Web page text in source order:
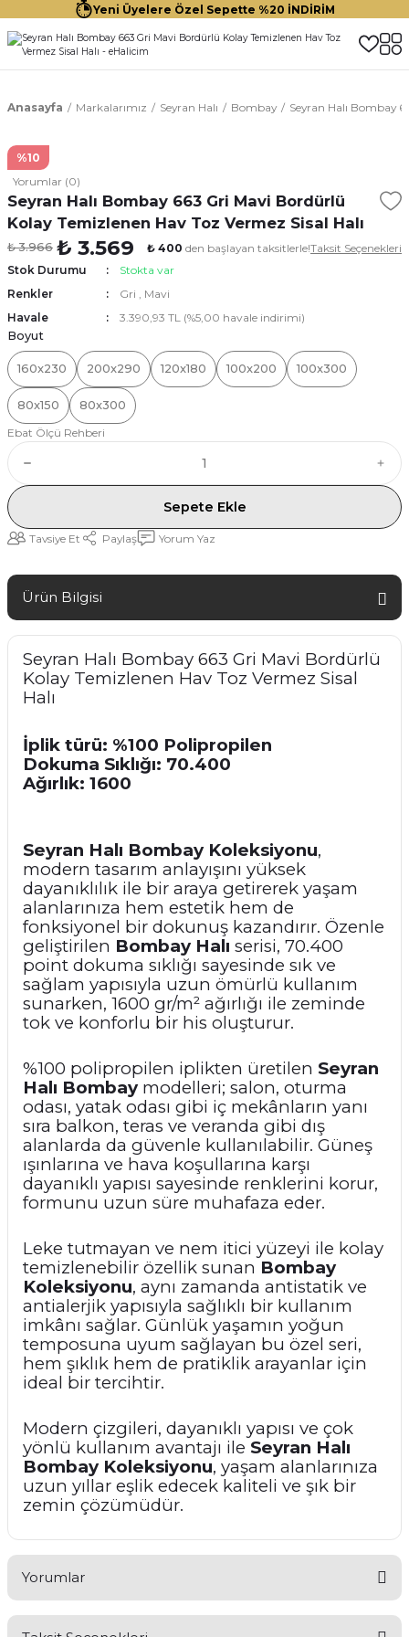
Yeni Üyelere Özel Sepette %20 İNDİRİM
Anasayfa Markalarımız Seyran Halı Bombay Seyran Halı Bombay
%10
Yorumlar (0)
Seyran Halı Bombay 663 Gri Mavi Bordürlü
Kolay Temizlenen Hav Toz Vermez Sisal Halı
₺ 3.966 ₺ 3.569 ₺ 400 den başlayan taksitlerle!Taksit Seçenekleri
Stok Durumu
Stokta var
Renkler
Gri , Mavi
Havale
3.390,93 TL (%5,00 havale indirimi)
Boyut
160x230 200x290 120x180 100x200 100x300
80x150
80x300
Ebat Ölçü Rehberi
Sepete Ekle
Tavsiye Et Paylaş Yorum Yaz
Ürün Bilgisi
Seyran Halı Bombay 663 Gri Mavi Bordürlü
Kolay Temizlenen Hav Toz Vermez Sisal
Halı
İplik türü: %100 Polipropilen
Dokuma Sıklığı: 70.400
Ağırlık: 1600
Seyran Halı Bombay Koleksiyonu,
modern tasarım anlayışını yüksek
dayanıklılık ile bir araya getirerek yaşam
alanlarınıza hem estetik hem de
fonksiyonel bir dokunuş kazandırır. Özenle
geliştirilen Bombay Halı serisi, 70.400
point dokuma sıklığı sayesinde sık ve
sağlam yapısıyla uzun ömürlü kullanım
sunarken, 1600 gr/m² ağırlığı ile zeminde
tok ve konforlu bir his oluşturur.
%100 polipropilen iplikten üretilen Seyran
Halı Bombaymodelleri; salon, oturma
odası, yatak odası gibi iç mekânların yanı
sıra balkon, teras ve veranda gibi dış
alanlarda da güvenle kullanılabilir. Güneş
ışınlarına ve hava koşullarına karşı
dayanıklı yapısı sayesinde renklerini korur,
formunu uzun süre muhafaza eder.
Leke tutmayan ve nem itici yüzeyi ile kolay
temizlenebilir özellik sunan Bombay
Koleksiyonu, aynı zamanda antistatik ve
antialerjik yapısıyla sağlıklı bir kullanım
imkânı sağlar. Günlük yaşamın yoğun
temposuna uyum sağlayan bu özel seri,
hem şıklık hem de pratiklik arayanlar için
ideal bir tercihtir.
Modern çizgileri, dayanıklı yapısı ve çok
yönlü kullanım avantajı ile Seyran Halı
Bombay Koleksiyonu, yaşam alanlarınıza
uzun yıllar eşlik edecek kaliteli ve şık bir
zemin çözümüdür.
Yorumlar